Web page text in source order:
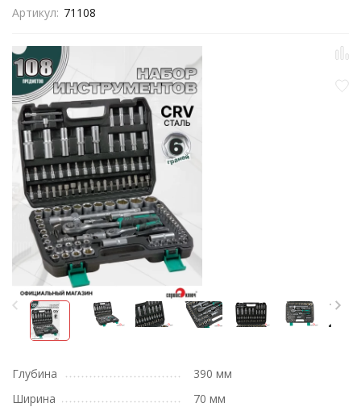
Артикул: 71108
Глубина
390 мм
Ширина
70 мм